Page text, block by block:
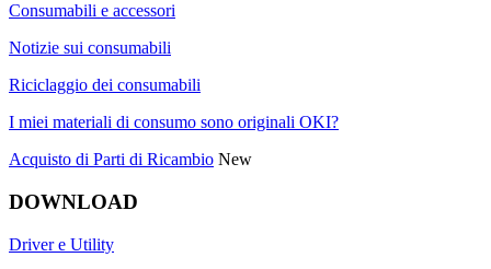
Consumabili e accessori
Notizie sui consumabili
Riciclaggio dei consumabili
I miei materiali di consumo sono originali OKI?
Acquisto di Parti di Ricambio New
DOWNLOAD
Driver e Utility